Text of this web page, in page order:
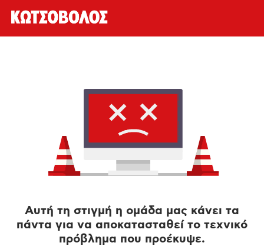
Αυτή τη στιγμή η ομάδα μας κάνει τα
πάντα για να αποκατασταθεί το τεχνικό
πρόβλημα που προέκυψε.